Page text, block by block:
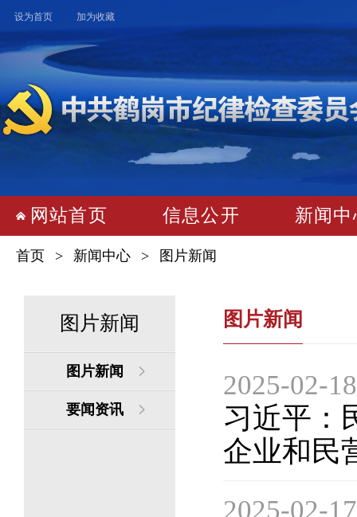
设为首页 加为收藏
网站首页 信息公开 新闻中
首页 > 新闻中心 > 图片新闻
图片新闻
图片新闻
要闻资讯
图片新闻
2025-02-18
习近平：
企业和民
2025-02-17